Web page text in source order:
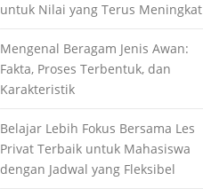
untuk Nilai yang Terus Meningkat
Mengenal Beragam Jenis Awan:
Fakta, Proses Terbentuk, dan
Karakteristik
Belajar Lebih Fokus Bersama Les
Privat Terbaik untuk Mahasiswa
dengan Jadwal yang Fleksibel